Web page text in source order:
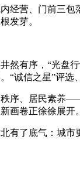
营、门前三包
发芽。
有序，“光盘行
“诚信之星”评
、居民素养——
画卷正徐徐展开。
了底气：城市